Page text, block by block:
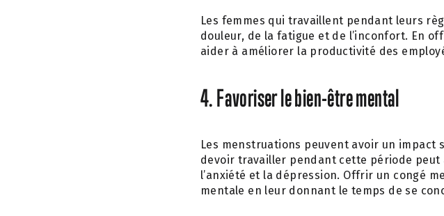
Les femmes qui travaillent pendant leurs
douleur, de la fatigue et de l’inconfort. En
aider à améliorer la productivité des
4. Favoriser le bien-être mental
Les menstruations peuvent avoir un
devoir travailler pendant cette période peut
l’anxiété et la dépression. Offrir un congé
mentale en leur donnant le temps de se